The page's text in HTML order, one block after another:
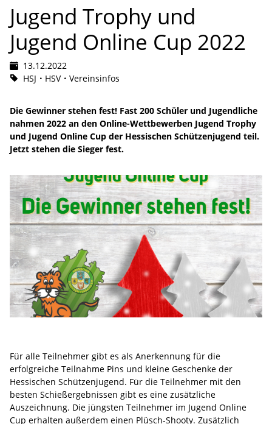
Jugend Trophy und
Jugend Online Cup 2022
13.12.2022
HSJ
HSV Vereinsinfos
Die Gewinner stehen fest! Fast 200 Schüler und Jugendliche
nahmen 2022 an den Online-Wettbewerben Jugend Trophy
und Jugend Online Cup der Hessischen Schützenjugend teil.
Jetzt stehen die Sieger fest.
Für alle Teilnehmer gibt es als Anerkennung für die
erfolgreiche Teilnahme Pins und kleine Geschenke der
Hessischen Schützenjugend. Für die Teilnehmer mit den
besten Schießergebnissen gibt es eine zusätzliche
Auszeichnung. Die jüngsten Teilnehmer im Jugend Online
Cup erhalten außerdem einen Plüsch-Shooty. Zusätzlich